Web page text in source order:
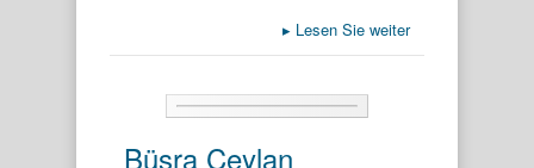
▸ Lesen Sie weiter
Büsra Ceylan